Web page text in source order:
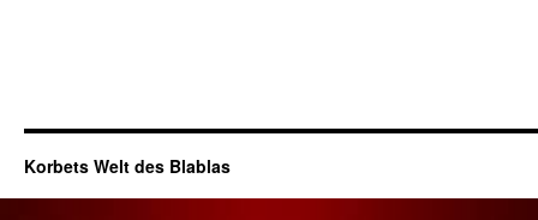
Korbets Welt des Blablas